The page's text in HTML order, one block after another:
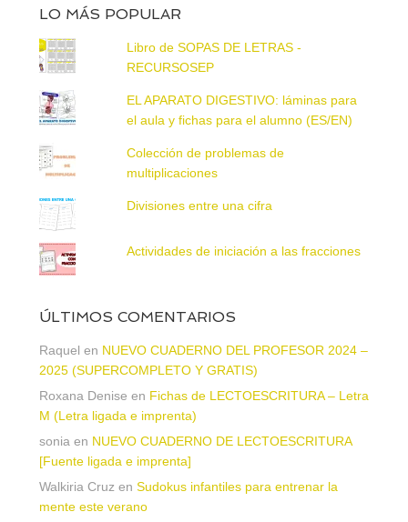
LO MÁS POPULAR
Libro de SOPAS DE LETRAS -
RECURSOSEP
EL APARATO DIGESTIVO: láminas para
el aula y fichas para el alumno (ES/EN)
Colección de problemas de
multiplicaciones
Divisiones entre una cifra
Actividades de iniciación a las fracciones
ÚLTIMOS COMENTARIOS
Raquel en NUEVO CUADERNO DEL PROFESOR 2024 –
2025 (SUPERCOMPLETO Y GRATIS)
Roxana Denise en Fichas de LECTOESCRITURA – Letra
M (Letra ligada e imprenta)
sonia en NUEVO CUADERNO DE LECTOESCRITURA
[Fuente ligada e imprenta]
Walkiria Cruz en Sudokus infantiles para entrenar la
mente este verano